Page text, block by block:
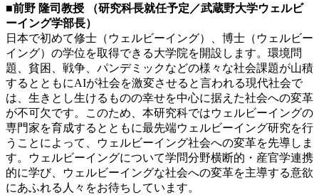
■前野 隆司教授 （研究科長就任予定／武蔵野大学ウェルビ
ーイング学部長）
日本で初めて修士（ウェルビーイング）、博士（ウェルビー
イング）の学位を取得できる大学院を開設します。環境問
題、貧困、戦争、パンデミックなどの様々な社会課題が山積
するとともにAIが社会を激変させると言われる現代社会で
は、生きとし生けるものの幸せを中心に据えた社会への変革
が不可欠です。このため、本研究科ではウェルビーイングの
専門家を育成するとともに最先端ウェルビーイング研究を行
うことによって、ウェルビーイング社会への変革を先導しま
す。ウェルビーイングについて学問分野横断的・産官学連携
的に学び、ウェルビーイングな社会への変革を主導する意欲
にあふれる人々をお待ちしています。